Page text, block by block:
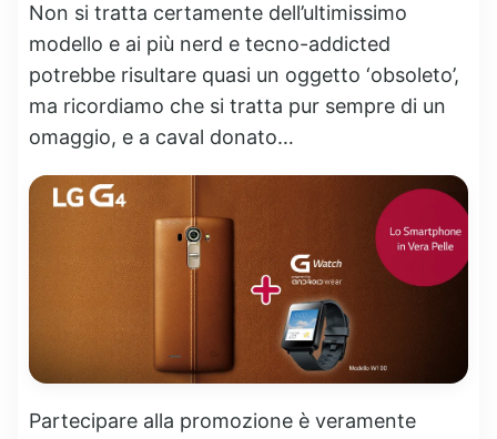
Non si tratta certamente dell’ultimissimo
modello e ai più nerd e tecno-addicted
potrebbe risultare quasi un oggetto ‘obsoleto’,
ma ricordiamo che si tratta pur sempre di un
omaggio, e a caval donato…
Partecipare alla promozione è veramente